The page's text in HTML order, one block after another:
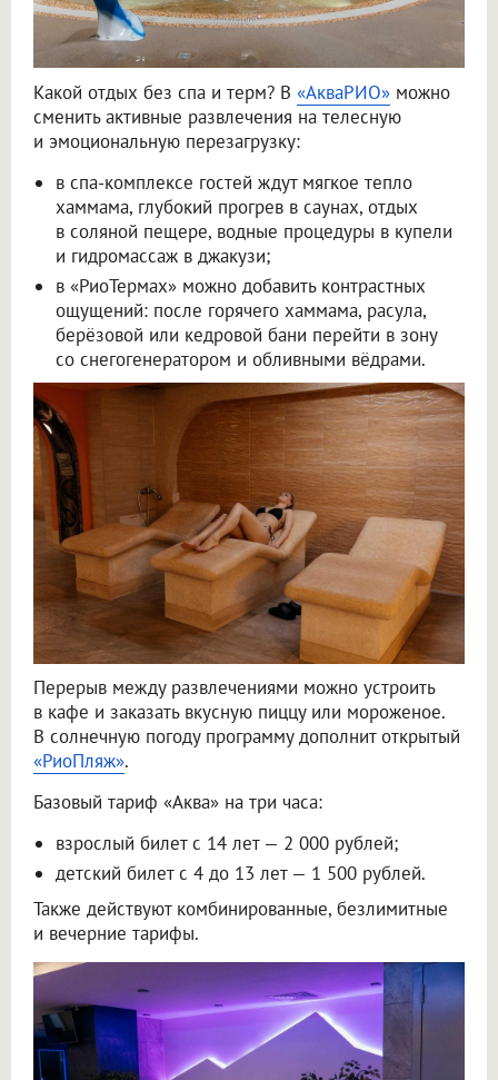
Какой отдых без спа и терм? В «АкваРИО» можно
сменить активные развлечения на телесную
и эмоциональную перезагрузку:
в спа-комплексе гостей ждут мягкое тепло
хаммама, глубокий прогрев в саунах, отдых
в соляной пещере, водные процедуры в купели
и гидромассаж в джакузи;
в «РиоТермах» можно добавить контрастных
ощущений: после горячего хаммама, расула,
берёзовой или кедровой бани перейти в зону
со снегогенератором и обливными вёдрами.
Перерыв между развлечениями можно устроить
в кафе и заказать вкусную пиццу или мороженое.
В солнечную погоду программу дополнит открытый
«РиоПляж».
Базовый тариф «Аква» на три часа:
взрослый билет с 14 лет — 2 000 рублей;
детский билет с 4 до 13 лет — 1 500 рублей.
Также действуют комбинированные, безлимитные
и вечерние тарифы.